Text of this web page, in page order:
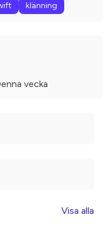
klänning
vecka
Visa alla